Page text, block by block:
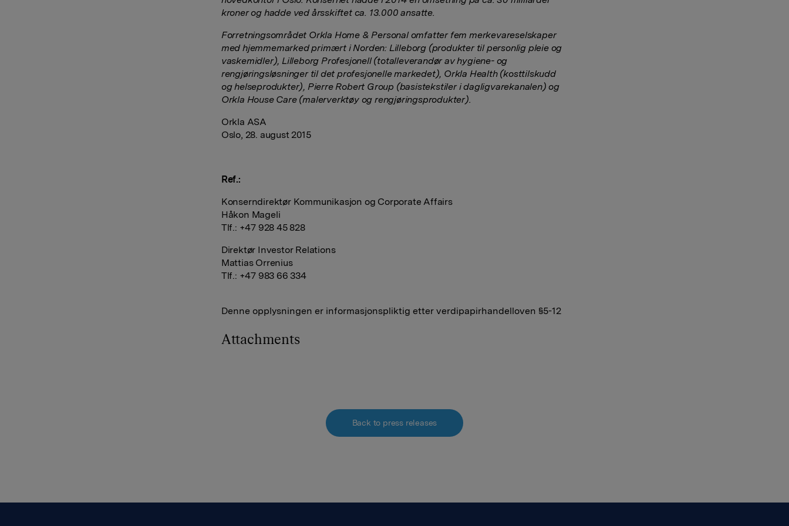
kroner og hadde ved årsskiftet ca. 13.000 ansatte.
Forretningsområdet Orkla Home & Personal omfatter fem merkevareselskaper
med hjemmemarked primært i Norden: Lilleborg (produkter til personlig pleie og
vaskemidler), Lilleborg Profesjonell (totalleverandør av hygiene- og
rengjøringsløsninger til det profesjonelle markedet), Orkla Health (kosttilskudd
og helseprodukter), Pierre Robert Group (basistekstiler i dagligvarekanalen) og
Orkla House Care (malerverktøy og rengjøringsprodukter).
Orkla ASA
Oslo, 28. august 2015
Ref.:
Konserndirektør Kommunikasjon og Corporate Affairs
Håkon Mageli
Tlf.: +47 928 45 828
Direktør Investor Relations
Mattias Orrenius
Tlf.: +47 983 66 334
Denne opplysningen er informasjonspliktig etter verdipapirhandelloven §5-12
Attachments
Back to press releases